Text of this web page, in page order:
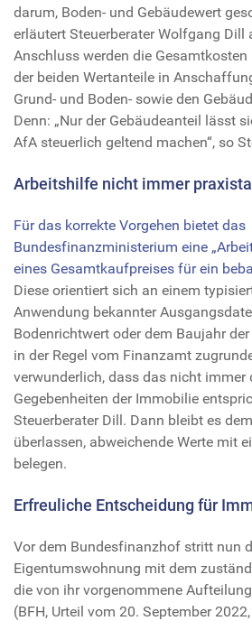
darum, Boden- und Gebäudewert
erläutert Steuerberater Wolfgang Dill
Anschluss werden die
der beiden Wertanteile in
Grund- und Boden- sowie den
Denn: „Nur der Gebäudeanteil lässt
AfA steuerlich geltend machen“, so
Arbeitshilfe nicht immer
Für das korrekte Vorgehen bietet das
Bundesfinanzministerium eine
eines Gesamtkaufpreises für ein
Diese orientiert sich an einem
Anwendung bekannter
Bodenrichtwert oder dem Baujahr
in der Regel vom Finanzamt
verwunderlich, dass das nicht immer
Gegebenheiten der Immobilie
Steuerberater Dill. Dann bleibt es
überlassen, abweichende Werte mit
belegen.
Erfreuliche Entscheidung für
Vor dem Bundesfinanzhof stritt nun
Eigentumswohnung mit dem
die von ihr vorgenommene
(BFH, Urteil vom 20. September 2022,